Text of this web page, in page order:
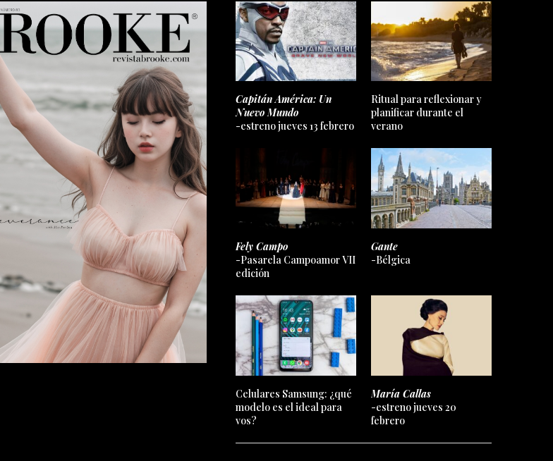
Capitán América: Un
Nuevo Mundo
-estreno jueves 13 febrero
Ritual para reflexionar y
planificar durante el
verano
Fely Campo
-Pasarela Campoamor VII
edición
Gante
-Bélgica
Celulares Samsung: ¿qué
modelo es el ideal para
vos?
María Callas
-estreno jueves 20
febrero